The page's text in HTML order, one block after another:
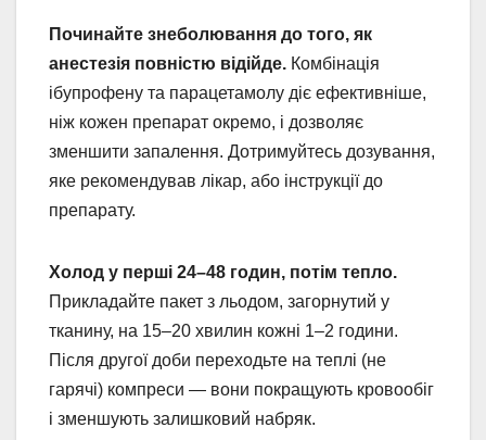
Починайте знеболювання до того, як
анестезія повністю відійде. Комбінація
ібупрофену та парацетамолу діє ефективніше,
ніж кожен препарат окремо, і дозволяє
зменшити запалення. Дотримуйтесь дозування,
яке рекомендував лікар, або інструкції до
препарату.
Холод у перші 24–48 годин, потім тепло.
Прикладайте пакет з льодом, загорнутий у
тканину, на 15–20 хвилин кожні 1–2 години.
Після другої доби переходьте на теплі (не
гарячі) компреси — вони покращують кровообіг
і зменшують залишковий набряк.